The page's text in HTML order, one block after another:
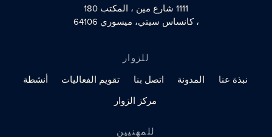
1111 شارع مين
، المكتب 180
، كانساس سيتي، ميسوري 64106
للزوار
نبذة عنا
المدونة اتصل بنا تقويم الفعاليات
أنشطة
مركز الزوار
للمهنيين